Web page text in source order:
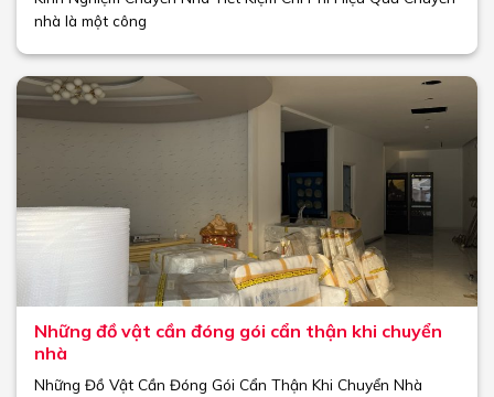
nhà là một công
Những đồ vật cần đóng gói cẩn thận khi chuyển
nhà
Những Đồ Vật Cần Đóng Gói Cẩn Thận Khi Chuyển Nhà